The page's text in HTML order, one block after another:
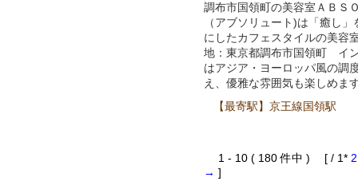
調布市国領町の美容室ＡＢＳ
（アブソリュート)は「癒し」
にしたカフェスタイルの美容
地：東京都調布市国領町 イ
はアジア・ヨーロッパ風の調
え、優雅な雰囲気も楽しめま
【最寄駅】京王線国領駅
1 - 10 ( 180 件中 ) [ / 1* 2
→ ]